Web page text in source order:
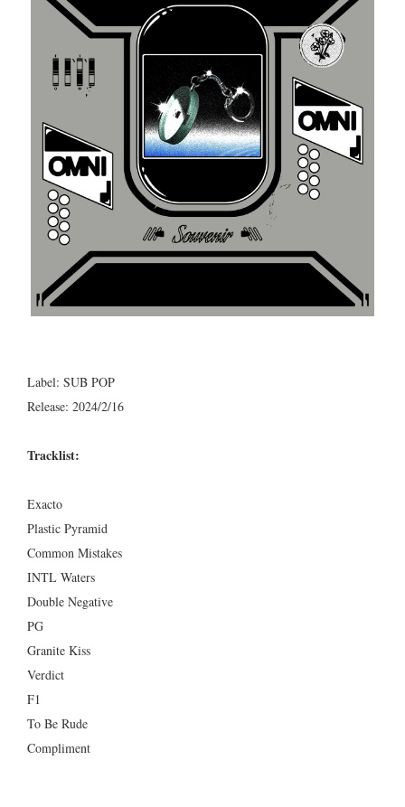
Label: SUB POP
Release: 2024/2/16
Tracklist:
Exacto
Plastic Pyramid
Common Mistakes
INTL Waters
Double Negative
PG
Granite Kiss
Verdict
F1
To Be Rude
Compliment